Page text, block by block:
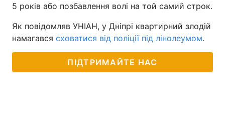
5 років або позбавлення волі на той самий строк.
Як повідомляв УНІАН, у Дніпрі квартирний злодій
намагався сховатися від поліції під лінолеумом.
ПІДТРИМАЙТЕ НАС